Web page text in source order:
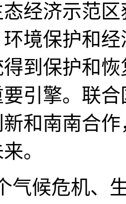
经济示范
境保护和
到保护和
引擎。联
和南南合
。
候危机、生